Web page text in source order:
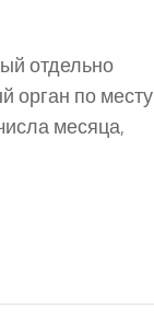
отдельно
орган по месту
месяца,